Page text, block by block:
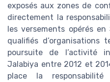
exposés aux zones de
directement la
les versements opérés
qualifiés d’organisations
poursuite de l’activité
Jalabiya entre 2012 et
place la